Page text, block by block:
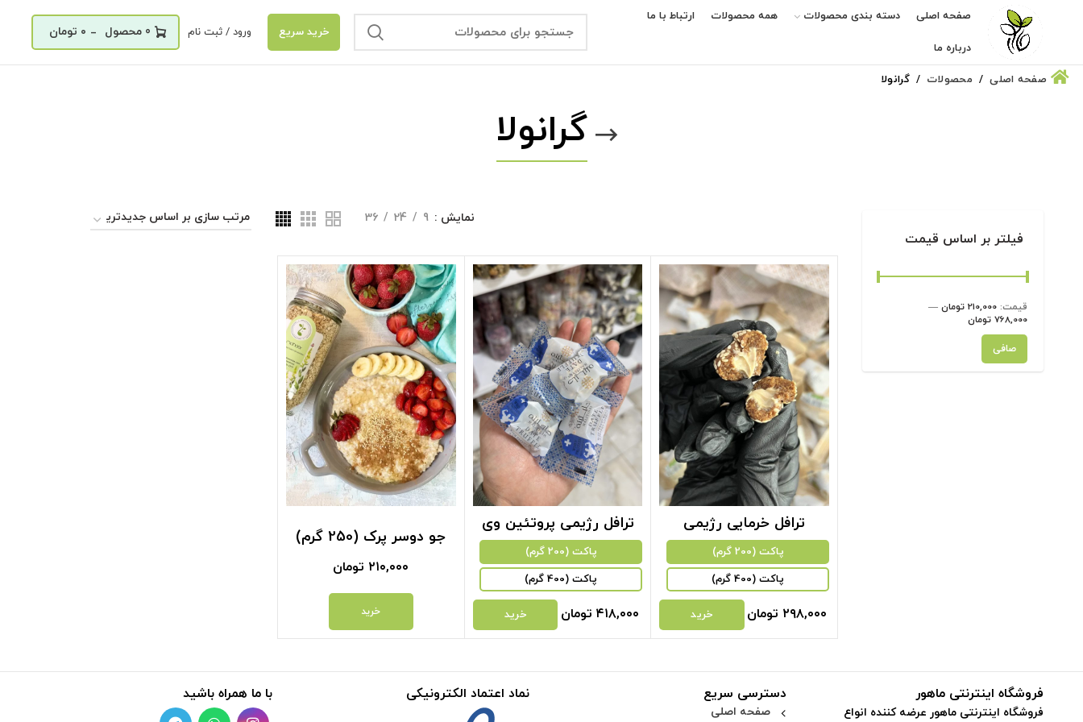
صفحه اصلی دسته بندی محصولات همه محصولات ارتباط با ما
درباره ما
خرید سریع ورود / ثبت نام 0
_ ۰ تومان
صفحه اصلی محصولات گرانولا
گرانولا
فیلتر بر اساس قیمت
حداقل
قیمت
حداكثر
قيمت
صافی
قيمت: 210,000 تومان
—
768,000 تومان
نمایش 9
24
36
ترافل خرمایی رژیمی
پاکت (200 گرم)
پاکت (400 گرم)
۲۹۸,۰۰۰ تومان خرید
ترافل رژیمی پروتئین وی
پاکت (200 گرم)
پاکت (400 گرم)
۴۱۸,۰۰۰ تومان خرید
جو دوسر پرک (250 گرم)
۲۱۰,۰۰۰ تومان
خرید
با ما همراه باشید نماد اعتماد الکترونیکی دسترسی سریع
صفحه اصلی
فروشگاه اینترنتی ماهور
فروشگاه اینترنتی ماهور عرضه کننده انواع